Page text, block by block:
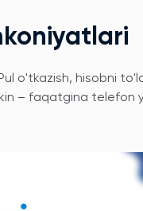
o'tkazish, hisobni
– faqatgina telefon